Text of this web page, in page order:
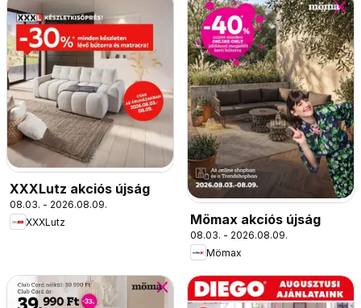
XXXLutz akciós újság
08.03. - 2026.08.09.
XXXLutz
Mömax akciós újság
08.03. - 2026.08.09.
Mömax